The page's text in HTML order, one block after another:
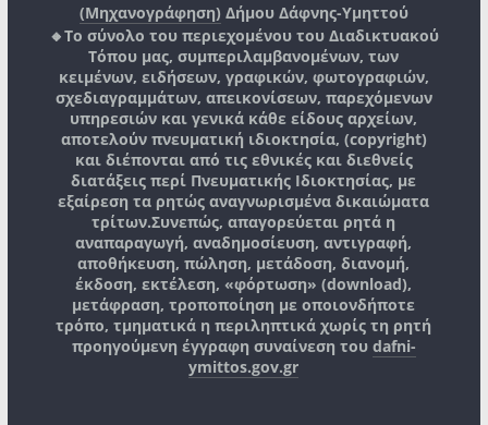
(Μηχανογράφηση) Δήμου Δάφνης-Υμηττού
🔸Το σύνολο του περιεχομένου του Διαδικτυακού
Τόπου μας, συμπεριλαμβανομένων, των
κειμένων, ειδήσεων, γραφικών, φωτογραφιών,
σχεδιαγραμμάτων, απεικονίσεων, παρεχόμενων
υπηρεσιών και γενικά κάθε είδους αρχείων,
αποτελούν πνευματική ιδιοκτησία, (copyright)
και διέπονται από τις εθνικές και διεθνείς
διατάξεις περί Πνευματικής Ιδιοκτησίας, με
εξαίρεση τα ρητώς αναγνωρισμένα δικαιώματα
τρίτων.Συνεπώς, απαγορεύεται ρητά η
αναπαραγωγή, αναδημοσίευση, αντιγραφή,
αποθήκευση, πώληση, μετάδοση, διανομή,
έκδοση, εκτέλεση, «φόρτωση» (download),
μετάφραση, τροποποίηση με οποιονδήποτε
τρόπο, τμηματικά η περιληπτικά χωρίς τη ρητή
προηγούμενη έγγραφη συναίνεση του dafni-
ymittos.gov.gr